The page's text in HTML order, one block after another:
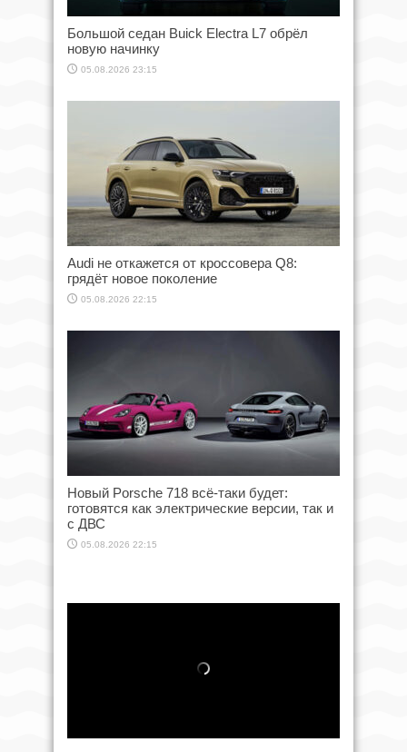
Большой седан Buick Electra L7 обрёл
новую начинку
05.08.2026 23:15
Audi не откажется от кроссовера Q8:
грядёт новое поколение
05.08.2026 22:15
Новый Porsche 718 всё-таки будет:
готовятся как электрические версии, так и
с ДВС
05.08.2026 22:15